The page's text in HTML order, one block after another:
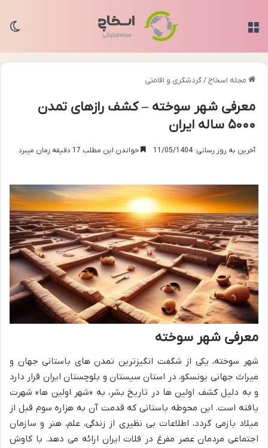
مجله اسخاج/گردشگری و اقامتی
معرفی شهر سوخته – کشف رازهای تمدن
۵۰۰۰ ساله ایران
آخرین به روز رسانی: 11/05/1404 خواندن این مطلب 17 دقیقه زمان میبرد
معرفی شهر سوخته
شهر سوخته، یکی از شگفت انگیزترین تمدن های باستانی جهان و
میراث جهانی یونسکو، در استان سیستان و بلوچستان ایران قرار دارد
و به دلیل کشف اولین ها در تاریخ بشر، به «شهر اولین ها» شهرت
یافته است. این محوطه باستانی که قدمت آن به هزاره سوم قبل از
میلاد بازمی گردد، اطلاعات بی نظیری از زندگی، علم، هنر و سازمان
اجتماعی مردمان عصر مفرغ در فلات ایران ارائه می دهد. با کاوش